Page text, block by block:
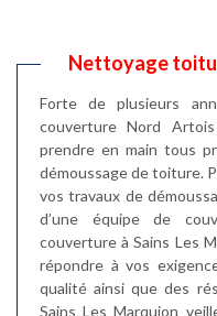
Nettoyage
Forte de plusieurs
couverture Nord
prendre en main tous
démoussage de toiture.
vos travaux de
d’une équipe de
couverture à Sains Les
répondre à vos
qualité ainsi que des
Sains Les Marquion